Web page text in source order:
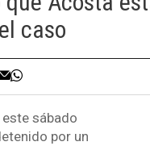
caso
sábado
por un